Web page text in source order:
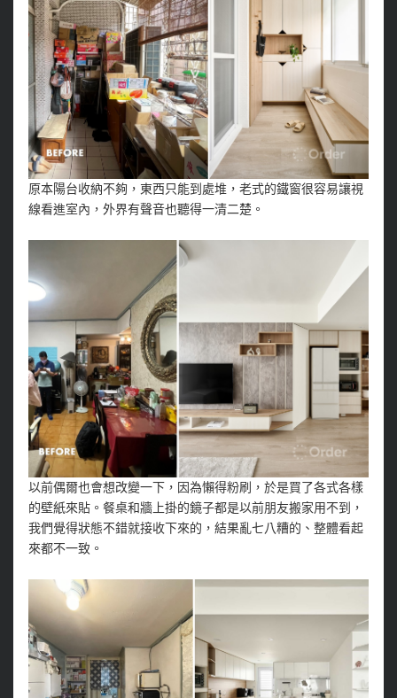
原本陽台收納不夠，東西只能到處堆，老式的鐵窗很容易讓視
線看進室內，外界有聲音也聽得一清二楚。
以前偶爾也會想改變一下，因為懶得粉刷，於是買了各式各樣
的壁紙來貼。餐桌和牆上掛的鏡子都是以前朋友搬家用不到，
我們覺得狀態不錯就接收下來的，結果亂七八糟的、整體看起
來都不一致。